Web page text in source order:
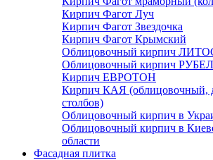
Кирпич Фагот Луч
Кирпич Фагот Звездочка
Кирпич Фагот Крымский
Облицовочный кирпич
Облицовочный кирпич
Кирпич ЕВРОТОН
Кирпич КАЯ (облицовочный,
столбов)
Облицовочный кирпич в
Облицовочный кирпич в
области
Фасадная плитка